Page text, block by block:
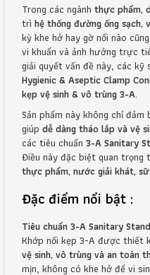
Trong các ngành thực phẩm,
trì hệ thống đường ống sạch,
kỳ khe hở hay gờ nổi nào
vi khuẩn và ảnh hưởng trực
giải quyết vấn đề này, các
Hygienic & Aseptic Clamp
kẹp vệ sinh & vô trùng 3-A.
Sản phẩm này không chỉ
giúp dễ dàng tháo lắp và vệ
các tiêu chuẩn 3-A Sanitary
Điều này đặc biệt quan trọng
thực phẩm, nước giải khát,
Đặc điểm nổi bật :
Tiêu chuẩn 3-A Sanitary
Khớp nối kẹp 3-A được thiết
vệ sinh, vô trùng và an toàn
mịn, không có khe hở để vi